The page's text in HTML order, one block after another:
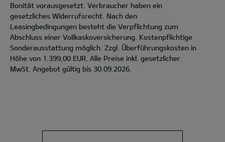
Bonität vorausgesetzt. Verbraucher haben ein
gesetzliches Widerrufsrecht. Nach den
Leasingbedingungen besteht die Verpflichtung zum
Abschluss einer Vollkaskoversicherung. Kostenpflichtige
Sonderausstattung möglich. Zzgl. Überführungskosten in
Höhe von 1.399,00 EUR. Alle Preise inkl. gesetzlicher
MwSt. Angebot gültig bis 30.09.2026.